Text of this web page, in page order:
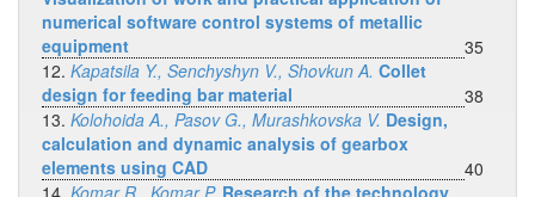
numerical software control systems of metallic
equipment
35
12. Kapatsila Y., Senchyshyn V., Shovkun A. Collet
design for feeding bar material
38
13. Kolohoida A., Pasov G., Murashkovska V. Design,
calculation and dynamic analysis of gearbox
elements using CAD
40